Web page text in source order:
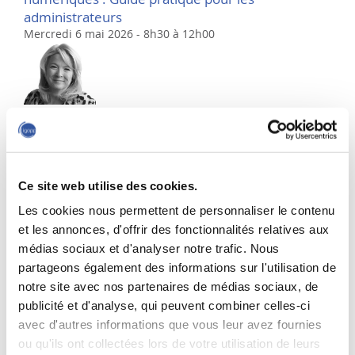
Ce site web utilise des cookies.
Les cookies nous permettent de personnaliser le contenu
et les annonces, d'offrir des fonctionnalités relatives aux
médias sociaux et d'analyser notre trafic. Nous
partageons également des informations sur l'utilisation de
notre site avec nos partenaires de médias sociaux, de
publicité et d'analyse, qui peuvent combiner celles-ci
avec d'autres informations que vous leur avez fournies
ou qu'ils ont collectées lors de votre utilisation de leurs
administrateurs
Mercredi 6 mai 2026 - 8h30 à 12h00
Muriel McGrath
ATELIER 6
Gestion des risques et des crises pour les conseils
d’administration
Mercredi 13 mai 2026 - 8h30 à 12h00
Formatrice
Louise Sanscartier